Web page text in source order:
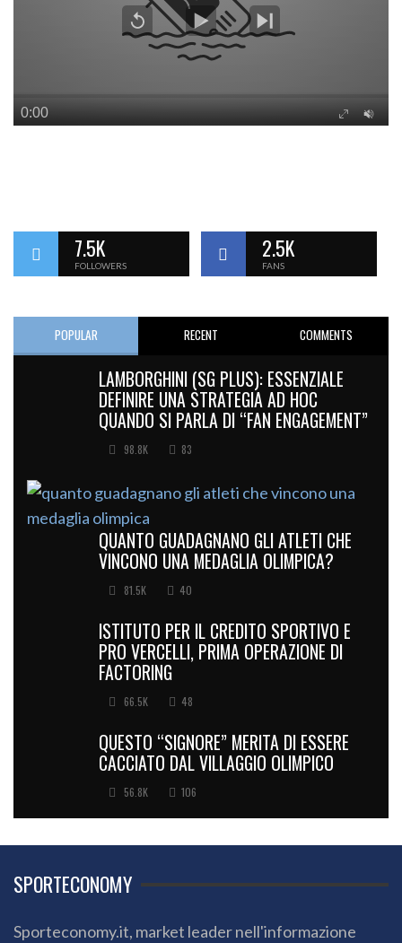
7.5K
FOLLOWERS
2.5K
FANS
POPULAR RECENT COMMENTS
LAMBORGHINI (SG PLUS): ESSENZIALE
DEFINIRE UNA STRATEGIA AD HOC
QUANDO SI PARLA DI “FAN ENGAGEMENT”
98.8K 83
QUANTO GUADAGNANO GLI ATLETI CHE
VINCONO UNA MEDAGLIA OLIMPICA?
81.5K 40
ISTITUTO PER IL CREDITO SPORTIVO E
PRO VERCELLI, PRIMA OPERAZIONE DI
FACTORING
66.5K 48
QUESTO “SIGNORE” MERITA DI ESSERE
CACCIATO DAL VILLAGGIO OLIMPICO
56.8K 106
SPORTECONOMY
Sporteconomy.it, market leader nell'informazione